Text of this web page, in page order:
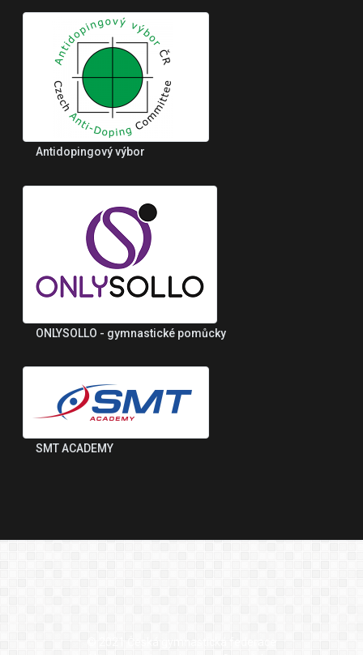
Antidopingový výbor
ONLYSOLLO - gymnastické pomůcky
SMT ACADEMY